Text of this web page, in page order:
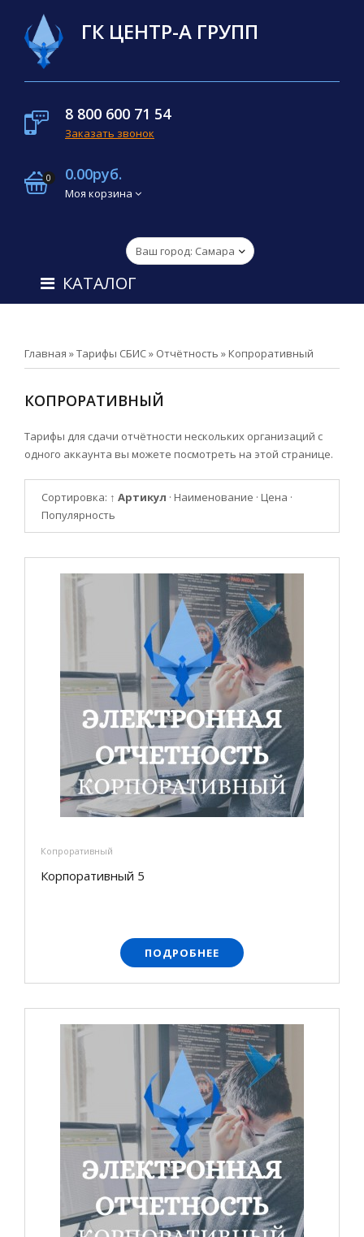
ГК ЦЕНТР-А ГРУПП
8 800 600 71 54
Заказать звонок
0 0.00руб.
Моя корзина
КАТАЛОГ
Главная »Тарифы СБИС» Отчётность » Копроративный
КОПРОРАТИВНЫЙ
Тарифы для сдачи отчётности нескольких организаций с
одного аккаунта вы можете посмотреть на этой странице.
Сортировка: ↑ Артикул · Наименование · Цена ·
Популярность
Копроративный
Корпоративный 5
ПОДРОБНЕЕ